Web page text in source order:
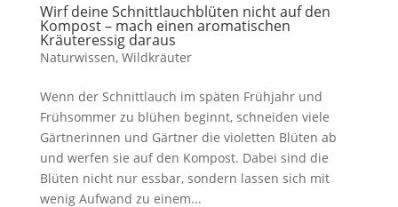
Wirf deine Schnittlauchblüten nicht auf den
Kompost – mach einen aromatischen
Kräuteressig daraus
Naturwissen, Wildkräuter
Wenn der Schnittlauch im späten Frühjahr und
Frühsommer zu blühen beginnt, schneiden viele
Gärtnerinnen und Gärtner die violetten Blüten ab
und werfen sie auf den Kompost. Dabei sind die
Blüten nicht nur essbar, sondern lassen sich mit
wenig Aufwand zu einem...